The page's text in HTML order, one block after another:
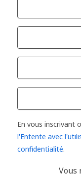
En vous inscrivant
l'Entente avec
confidentialité.
Vous